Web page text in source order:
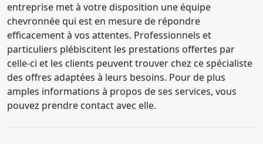
entreprise met à votre disposition une équipe
chevronnée qui est en mesure de répondre
efficacement à vos attentes. Professionnels et
particuliers plébiscitent les prestations offertes par
celle-ci et les clients peuvent trouver chez ce spécialiste
des offres adaptées à leurs besoins. Pour de plus
amples informations à propos de ses services, vous
pouvez prendre contact avec elle.